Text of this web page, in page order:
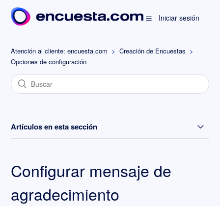
Iniciar sesión
Atención al cliente: encuesta.com
Creación de Encuestas
Opciones de configuración
Artículos en esta sección
Configurar mensaje de agradecimiento
Eliminar logo de encuesta.com
Configurar mensaje de
agradecimiento